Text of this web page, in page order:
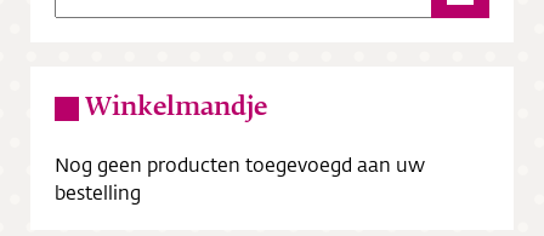
Bezorging
Contact
Winkelmandje
Nog geen producten toegevoegd aan uw
bestelling